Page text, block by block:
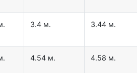
3.4 м. 3.44 м.
4.54 м. 4.58 м.